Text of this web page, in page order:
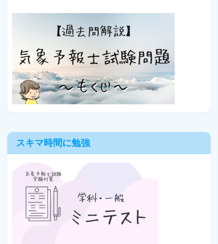
スキマ時間に勉強